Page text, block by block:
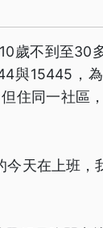
歲不到至30
與15445，
住同一社區
天在上班，